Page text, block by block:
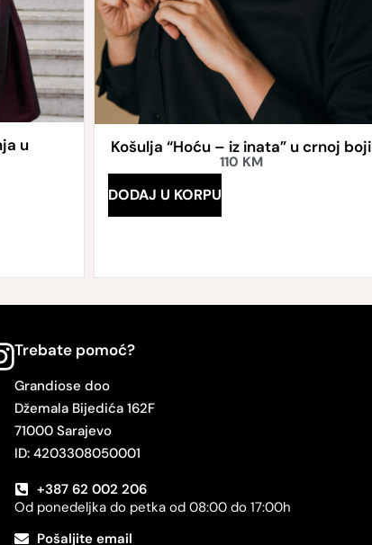
u
Košulja “Hoću – iz inata” u crnoj boji
110 KM
DODAJ U KORPU
Trebate pomoć?
Grandiose doo
Džemala Bijedića 162F
71000 Sarajevo
ID: 4203308050001
+387 62 002 206
Od ponedeljka do petka od 08:00 do 17:00h
Pošaljite email